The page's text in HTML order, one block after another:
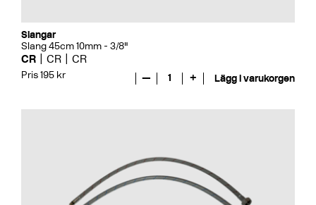
Slangar
Slang 45cm 10mm - 3/8"
CR CR CR
Pris 195 kr — 1 + Lägg i varukorgen